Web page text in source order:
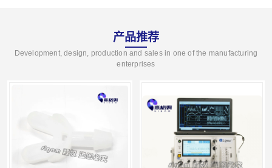
产品推荐
Development, design, production and sales in one of the manufacturing
enterprises